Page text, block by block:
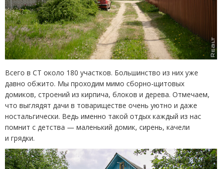
Всего в СТ около 180 участков. Большинство из них уже
давно обжито. Мы проходим мимо сборно-щитовых
домиков, строений из кирпича, блоков и дерева. Отмечаем,
что выглядят дачи в товариществе очень уютно и даже
ностальгически. Ведь именно такой отдых каждый из нас
помнит с детства — маленький домик, сирень, качели
и грядки.